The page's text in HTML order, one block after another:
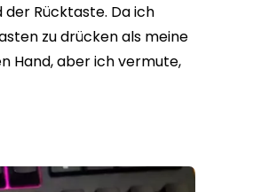
der Rücktaste. Da ich
zu drücken als meine
Hand, aber ich vermute,